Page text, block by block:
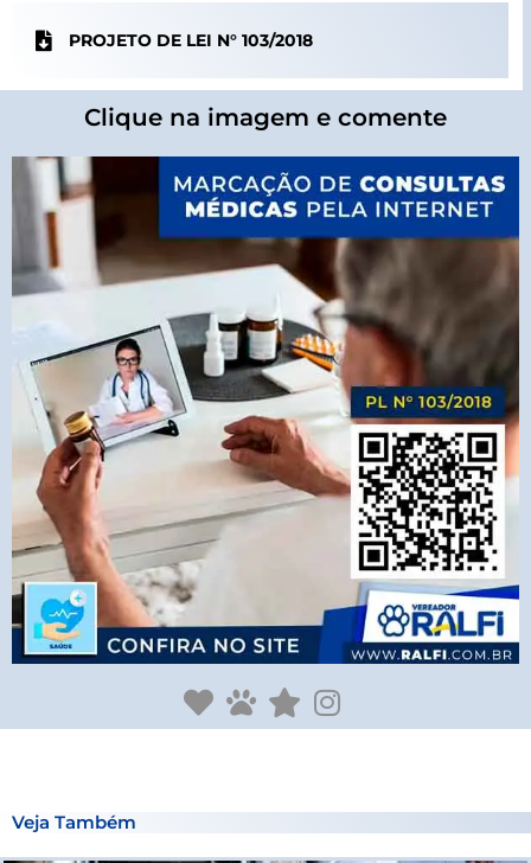
PROJETO DE LEI N° 103/2018
Clique na imagem e comente
Veja Também